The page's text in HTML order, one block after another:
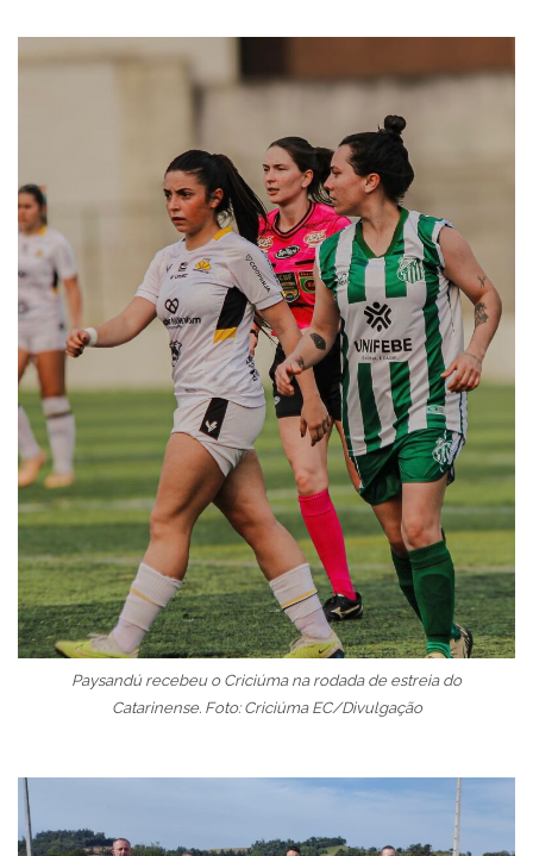
Paysandú recebeu o Criciúma na rodada de estreia do
Catarinense. Foto: Criciúma EC/Divulgação